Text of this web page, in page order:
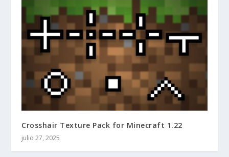
Crosshair Texture Pack for Minecraft 1.22
julio 27, 2025